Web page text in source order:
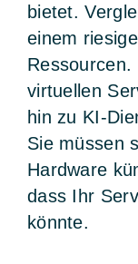
bietet.
einem
Ressourcen.
virtuellen
hin zu KI-
Sie müssen
Hardware
dass Ihr
könnte.